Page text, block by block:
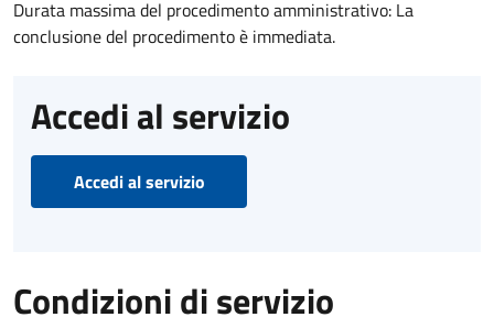
Durata massima del procedimento amministrativo: La
conclusione del procedimento è immediata.
Accedi al servizio
Accedi al servizio
Condizioni di servizio